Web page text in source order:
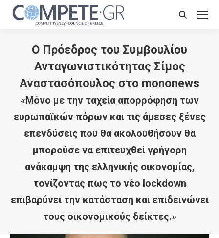
Search:
Ο Πρόεδρος του Συμβουλίου
Ανταγωνιστικότητας Σίμος
Αναστασόπουλος στο mononews
«Μόνο με την ταχεία απορρόφηση των
ευρωπαϊκών πόρων και τις άμεσες ξένες
επενδύσεις που θα ακολουθήσουν θα
μπορούσε να επιτευχθεί γρήγορη
ανάκαμψη της ελληνικής οικονομίας,
τονίζοντας πως το νέο lockdown
επιβαρύνει την κατάσταση και επιδεινώνει
τους οικονομικούς δείκτες.»